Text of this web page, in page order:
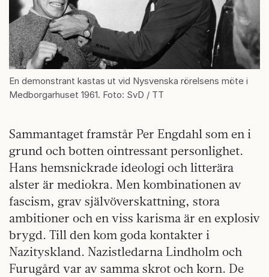
En demonstrant kastas ut vid Nysvenska rörelsens möte i
Medborgarhuset 1961. Foto: SvD / TT
Sammantaget framstår Per Engdahl som en i
grund och botten ointressant personlighet.
Hans hemsnickrade ideologi och litterära
alster är mediokra. Men kombinationen av
fascism, grav självöverskattning, stora
ambitioner och en viss karisma är en explosiv
brygd. Till den kom goda kontakter i
Nazityskland. Nazistledarna Lindholm och
Furugård var av samma skrot och korn. De